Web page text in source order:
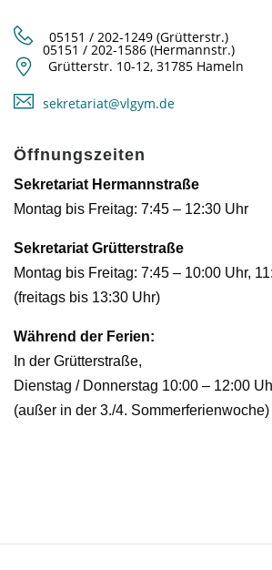
05151 / 202-1249 (Grütterstr.)
05151 / 202-1586 (Hermannstr.)
Grütterstr. 10-12, 31785 Hameln
sekretariat@vlgym.de
Öffnungszeiten
Sekretariat Hermannstraße
Montag bis Freitag: 7:45 – 12:30 Uhr
Sekretariat Grütterstraße
Montag bis Freitag: 7:45 – 10:00 Uhr,
(freitags bis 13:30 Uhr)
Während der Ferien:
In der Grütterstraße,
Dienstag / Donnerstag 10:00 – 12:00
(außer in der 3./4. Sommerferienwoche)